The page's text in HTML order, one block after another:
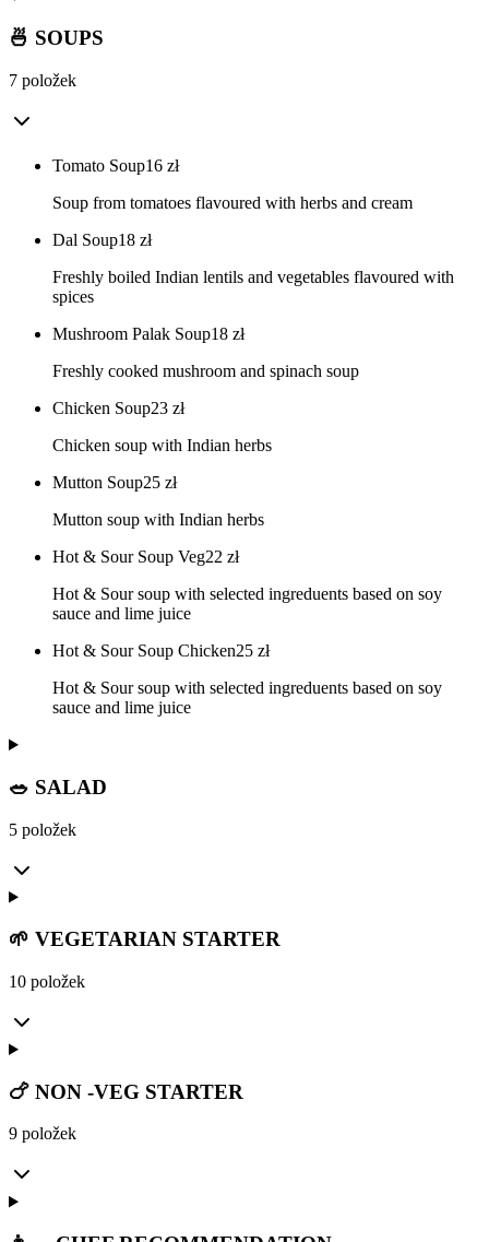
🍜 SOUPS
7 položek
Tomato Soup16 zł
Soup from tomatoes flavoured with herbs and cream
Dal Soup18 zł
Freshly boiled Indian lentils and vegetables flavoured with
spices
Mushroom Palak Soup18 zł
Freshly cooked mushroom and spinach soup
Chicken Soup23 zł
Chicken soup with Indian herbs
Mutton Soup25 zł
Mutton soup with Indian herbs
Hot & Sour Soup Veg22 zł
Hot & Sour soup with selected ingreduents based on soy
sauce and lime juice
Hot & Sour Soup Chicken25 zł
Hot & Sour soup with selected ingreduents based on soy
sauce and lime juice
🥗 SALAD
5 položek
🌱 VEGETARIAN STARTER
10 položek
🍗 NON -VEG STARTER
9 položek